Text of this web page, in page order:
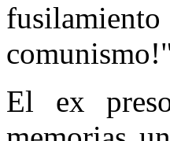
El ex